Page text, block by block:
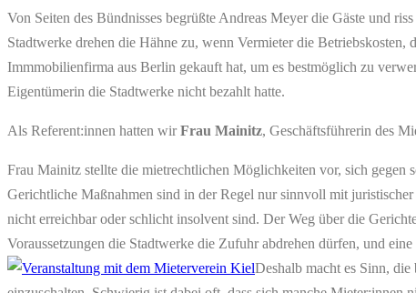
Von Seiten des Bündnisses begrüßte Andreas Meyer die Gäste und
Stadtwerke drehen die Hähne zu, wenn Vermieter die
Immmobilienfirma aus Berlin gekauft hat, um es bestmöglich zu
Eigentümerin die Stadtwerke nicht bezahlt hatte.
Als Referent:innen hatten wirFrau Mainitz, Geschäftsführerin des
Frau Mainitz stellte die mietrechtlichen Möglichkeiten vor, sich
Gerichtliche Maßnahmen sind in der Regel nur sinnvoll mit
nicht erreichbar oder schlicht insolvent sind. Der Weg über die
Voraussetzungen die Stadtwerke die Zufuhr abdrehen dürfen, und
Deshalb macht es Sinn,